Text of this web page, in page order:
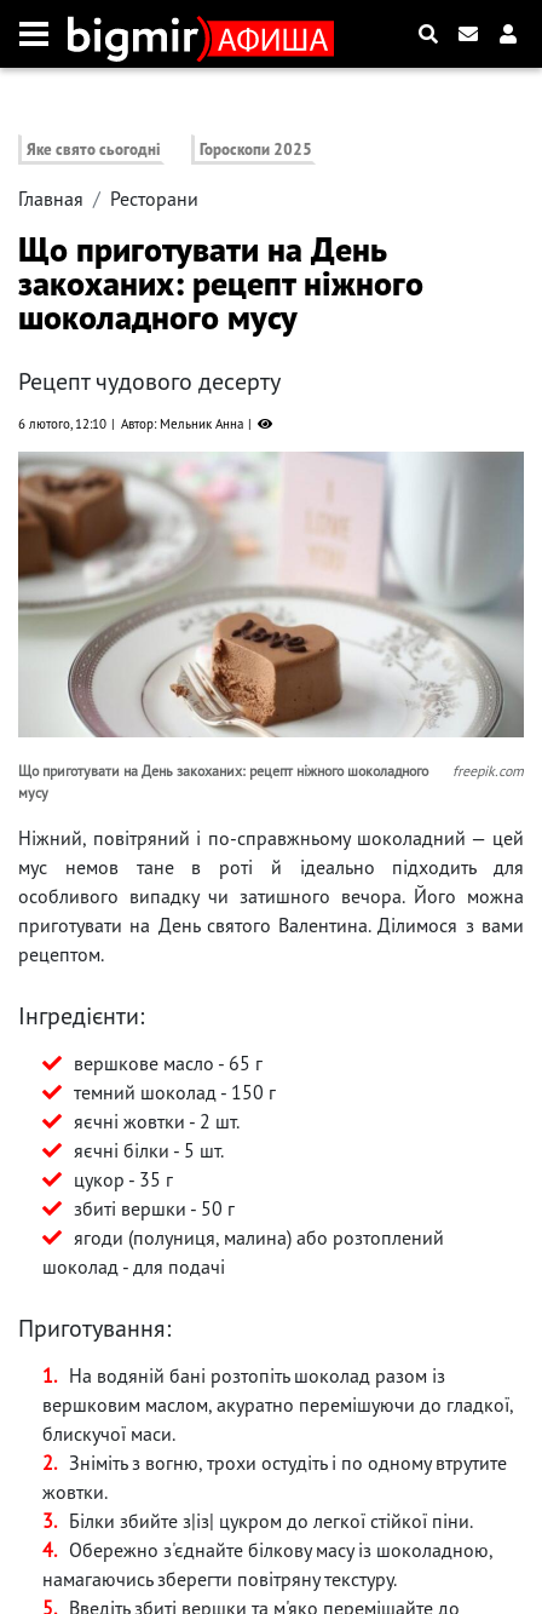
Яке свято сьогодні Гороскопи 2025
Главная Ресторани
Що приготувати на День
закоханих: рецепт ніжного
шоколадного мусу
Рецепт чудового десерту
6 лютого, 12:10 Автор: Мельник Анна
Що приготувати на День закоханих: рецепт ніжного шоколадного
мусу
freepik.com
Ніжний, повітряний і по-справжньому шоколадний — цей
мус немов тане в роті й ідеально підходить для
особливого випадку чи затишного вечора. Його можна
приготувати на День святого Валентина. Ділимося з вами
рецептом.
Інгредієнти:
вершкове масло - 65 г
темний шоколад - 150 г
яєчні жовтки - 2 шт.
яєчні білки - 5 шт.
цукор - 35 г
збиті вершки - 50 г
ягоди (полуниця, малина) або розтоплений
шоколад - для подачі
Приготування:
На водяній бані розтопіть шоколад разом із
вершковим маслом, акуратно перемішуючи до гладкої,
блискучої маси.
Зніміть з вогню, трохи остудіть і по одному втрутите
жовтки.
Білки збийте з|із| цукром до легкої стійкої піни.
Обережно з'єднайте білкову масу із шоколадною,
намагаючись зберегти повітряну текстуру.
Введіть збиті вершки та м'яко перемішайте до